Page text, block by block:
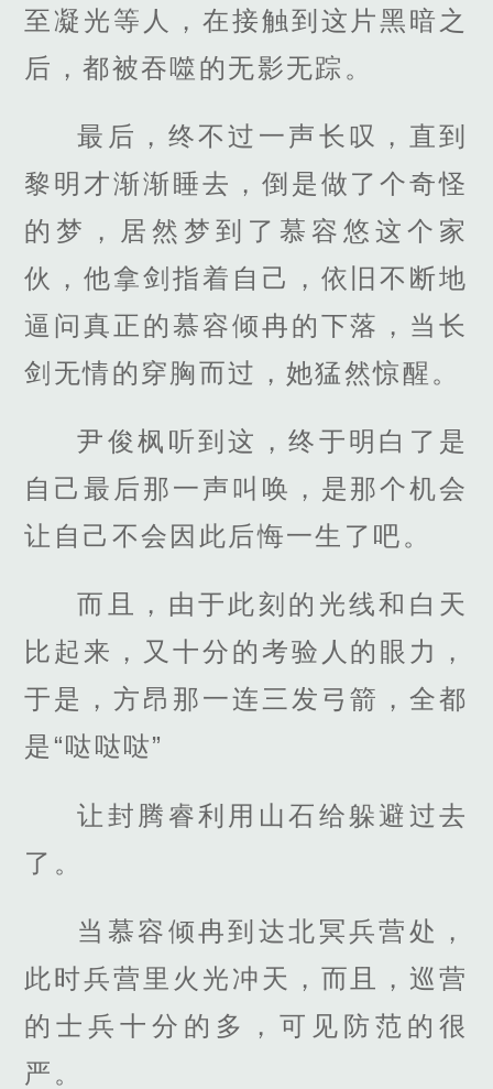
至凝光等人，在接触到这片黑暗之
后，都被吞噬的无影无踪。
最后，终不过一声长叹，直到
黎明才渐渐睡去，倒是做了个奇怪
的梦，居然梦到了慕容悠这个家
伙，他拿剑指着自己，依旧不断地
逼问真正的慕容倾冉的下落，当长
剑无情的穿胸而过，她猛然惊醒。
尹俊枫听到这，终于明白了是
自己最后那一声叫唤，是那个机会
让自己不会因此后悔一生了吧。
而且，由于此刻的光线和白天
比起来，又十分的考验人的眼力，
于是，方昂那一连三发弓箭，全都
是“哒哒哒”
让封腾睿利用山石给躲避过去
了。
当慕容倾冉到达北冥兵营处，
此时兵营里火光冲天，而且，巡营
的士兵十分的多，可见防范的很
严。